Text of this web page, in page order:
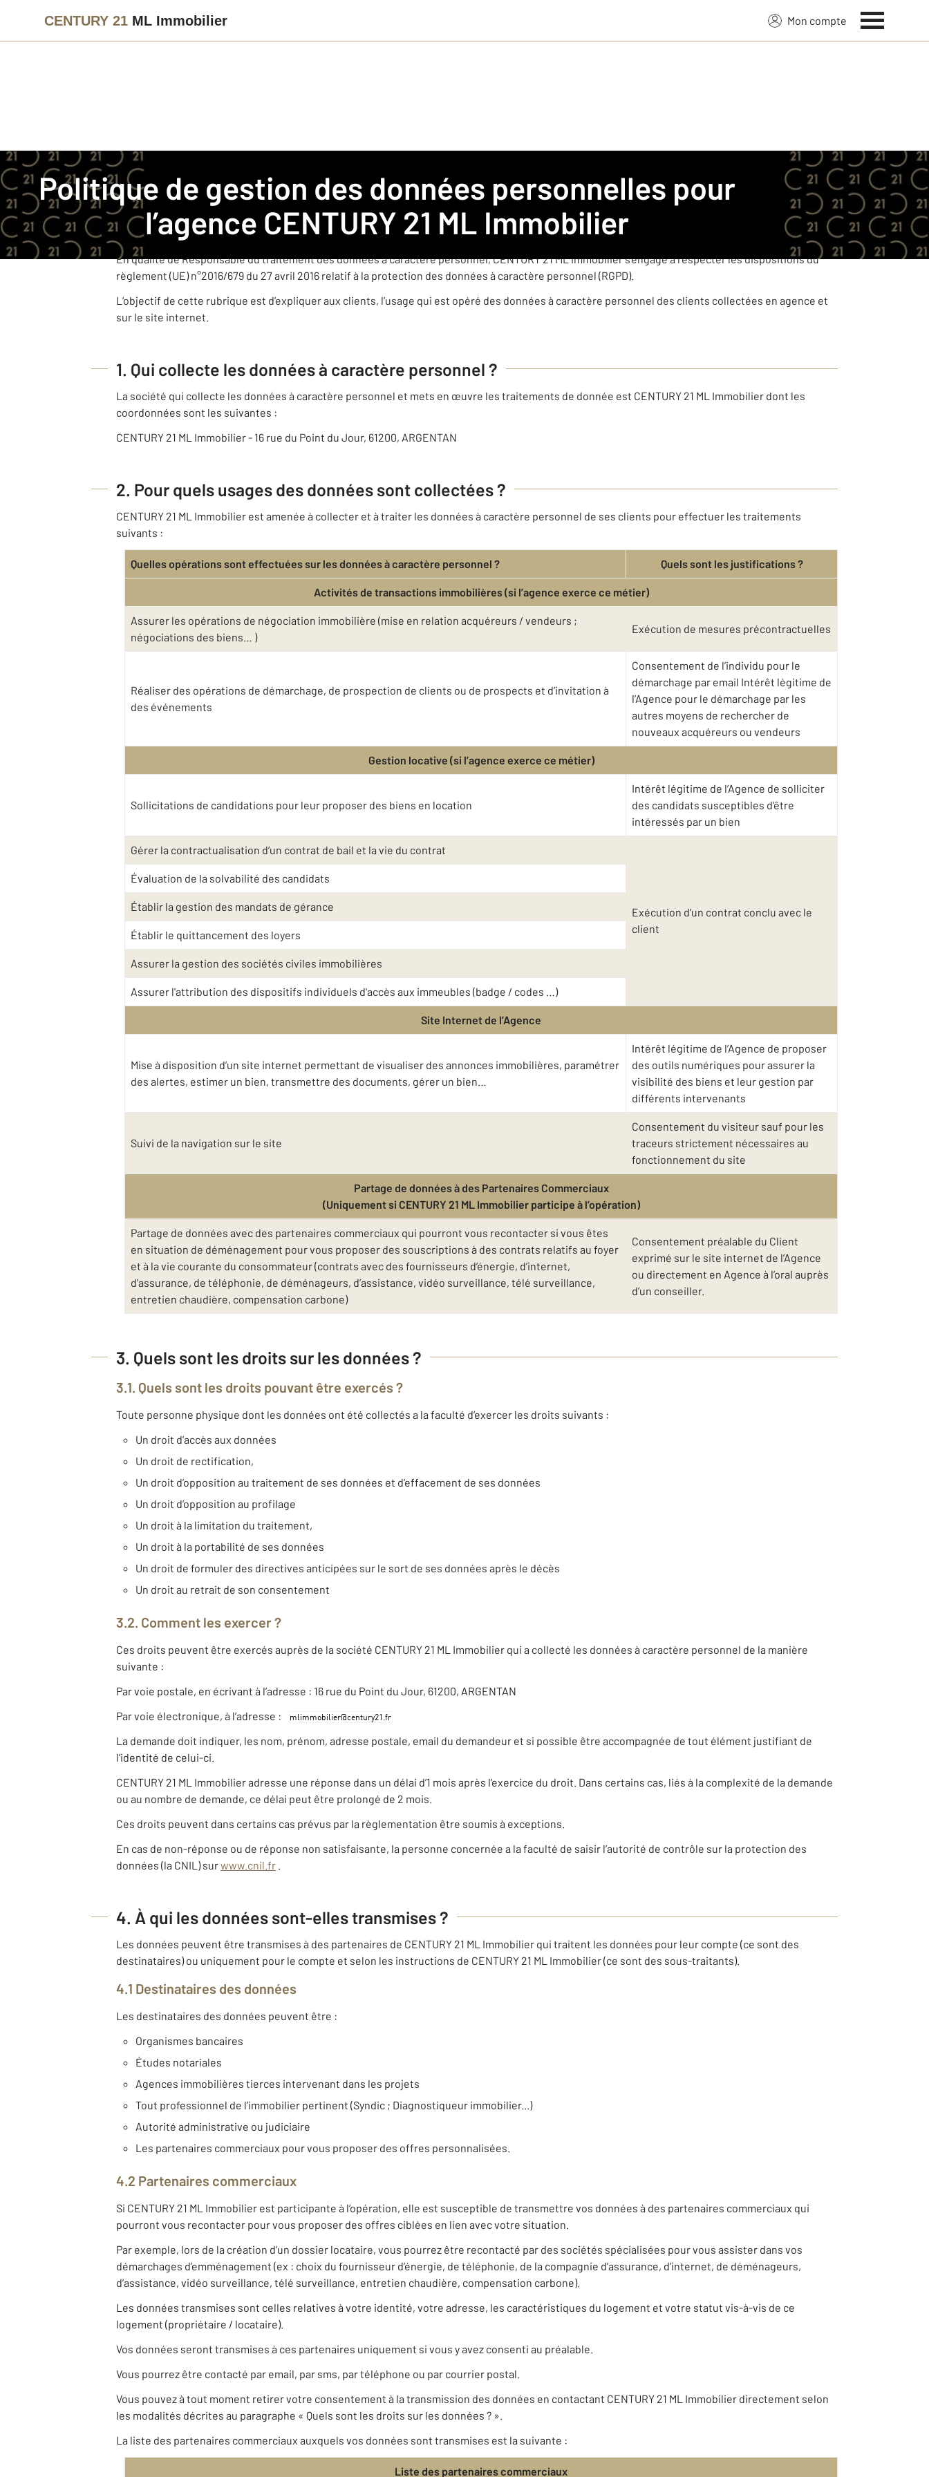
CENTURY 21 ML Immobilier Mon compte
Politique de gestion des données personnelles pour
l’agence CENTURY 21 ML Immobilier
Immobilier Politique de gestion des données personnelles pour l’agence CENTURY 21 ML Immobilier
CENTURY 21 ML Immobilier est une agence immobilière franchisée membre du réseau de franchise CENTURY 21.
Cette agence, juridiquement et financièrement indépendante est amenée à collecter et traiter des données à caractère personnel de ses clients
dans le cadre de ses activités.
En qualité de Responsable du traitement des données à caractère personnel, CENTURY 21 ML Immobilier s’engage à respecter les dispositions du
règlement (UE) n°2016/679 du 27 avril 2016 relatif à la protection des données à caractère personnel (RGPD).
L’objectif de cette rubrique est d’expliquer aux clients, l’usage qui est opéré des données à caractère personnel des clients collectées en agence et
sur le site internet.
1. Qui collecte les données à caractère personnel ?
La société qui collecte les données à caractère personnel et mets en œuvre les traitements de donnée est CENTURY 21 ML Immobilier dont les
coordonnées sont les suivantes :
CENTURY 21 ML Immobilier - 16 rue du Point du Jour, 61200, ARGENTAN
2. Pour quels usages des données sont collectées ?
CENTURY 21 ML Immobilier est amenée à collecter et à traiter les données à caractère personnel de ses clients pour effectuer les traitements
suivants :
Quelles opérations sont effectuées sur les données à caractère personnel ? Quels sont les justifications ?
Activités de transactions immobilières (si l’agence exerce ce métier)
Assurer les opérations de négociation immobilière (mise en relation acquéreurs / vendeurs ;
négociations des biens… )
Exécution de mesures précontractuelles
Réaliser des opérations de démarchage, de prospection de clients ou de prospects et d’invitation à
des événements
Consentement de l’individu pour le
démarchage par email Intérêt légitime de
l’Agence pour le démarchage par les
autres moyens de rechercher de
nouveaux acquéreurs ou vendeurs
Gestion locative (si l’agence exerce ce métier)
Sollicitations de candidations pour leur proposer des biens en location
Intérêt légitime de l’Agence de solliciter
des candidats susceptibles d’être
intéressés par un bien
Gérer la contractualisation d’un contrat de bail et la vie du contrat
Exécution d’un contrat conclu avec le
client
Évaluation de la solvabilité des candidats
Établir la gestion des mandats de gérance
Établir le quittancement des loyers
Assurer la gestion des sociétés civiles immobilières
Assurer l'attribution des dispositifs individuels d'accès aux immeubles (badge / codes …)
Site Internet de l’Agence
Mise à disposition d’un site internet permettant de visualiser des annonces immobilières, paramétrer
des alertes, estimer un bien, transmettre des documents, gérer un bien…
Intérêt légitime de l’Agence de proposer
des outils numériques pour assurer la
visibilité des biens et leur gestion par
différents intervenants
Suivi de la navigation sur le site
Consentement du visiteur sauf pour les
traceurs strictement nécessaires au
fonctionnement du site
Partage de données à des Partenaires Commerciaux
(Uniquement si CENTURY 21 ML Immobilier participe à l’opération)
Partage de données avec des partenaires commerciaux qui pourront vous recontacter si vous êtes
en situation de déménagement pour vous proposer des souscriptions à des contrats relatifs au foyer
et à la vie courante du consommateur (contrats avec des fournisseurs d’énergie, d’internet,
d’assurance, de téléphonie, de déménageurs, d’assistance, vidéo surveillance, télé surveillance,
entretien chaudière, compensation carbone)
Consentement préalable du Client
exprimé sur le site internet de l’Agence
ou directement en Agence à l’oral auprès
d’un conseiller.
3. Quels sont les droits sur les données ?
3.1. Quels sont les droits pouvant être exercés ?
Toute personne physique dont les données ont été collectés a la faculté d’exercer les droits suivants :
Un droit d’accès aux données
Un droit de rectification,
Un droit d’opposition au traitement de ses données et d’effacement de ses données
Un droit d’opposition au profilage
Un droit à la limitation du traitement,
Un droit à la portabilité de ses données
Un droit de formuler des directives anticipées sur le sort de ses données après le décès
Un droit au retrait de son consentement
3.2. Comment les exercer ?
Ces droits peuvent être exercés auprès de la société CENTURY 21 ML Immobilier qui a collecté les données à caractère personnel de la manière
suivante :
Par voie postale, en écrivant à l’adresse : 16 rue du Point du Jour, 61200, ARGENTAN
Par voie électronique, à l’adresse :
La demande doit indiquer, les nom, prénom, adresse postale, email du demandeur et si possible être accompagnée de tout élément justifiant de
l’identité de celui-ci.
CENTURY 21 ML Immobilier adresse une réponse dans un délai d’1 mois après l’exercice du droit. Dans certains cas, liés à la complexité de la demande
ou au nombre de demande, ce délai peut être prolongé de 2 mois.
Ces droits peuvent dans certains cas prévus par la règlementation être soumis à exceptions.
En cas de non-réponse ou de réponse non satisfaisante, la personne concernée a la faculté de saisir l’autorité de contrôle sur la protection des
données (la CNIL) surwww.cnil.fr
4. À qui les données sont-elles transmises ?
Les données peuvent être transmises à des partenaires de CENTURY 21 ML Immobilier qui traitent les données pour leur compte (ce sont des
destinataires) ou uniquement pour le compte et selon les instructions de CENTURY 21 ML Immobilier (ce sont des sous-traitants).
4.1 Destinataires des données
Les destinataires des données peuvent être :
Organismes bancaires
Études notariales
Agences immobilières tierces intervenant dans les projets
Tout professionnel de l’immobilier pertinent (Syndic ; Diagnostiqueur immobilier...)
Autorité administrative ou judiciaire
Les partenaires commerciaux pour vous proposer des offres personnalisées.
4.2 Partenaires commerciaux
Si CENTURY 21 ML Immobilier est participante à l’opération, elle est susceptible de transmettre vos données à des partenaires commerciaux qui
pourront vous recontacter pour vous proposer des offres ciblées en lien avec votre situation.
Par exemple, lors de la création d’un dossier locataire, vous pourrez être recontacté par des sociétés spécialisées pour vous assister dans vos
démarchages d’emménagement (ex : choix du fournisseur d’énergie, de téléphonie, de la compagnie d’assurance, d’internet, de déménageurs,
d’assistance, vidéo surveillance, télé surveillance, entretien chaudière, compensation carbone).
Les données transmises sont celles relatives à votre identité, votre adresse, les caractéristiques du logement et votre statut vis-à-vis de ce
logement (propriétaire / locataire).
Vos données seront transmises à ces partenaires uniquement si vous y avez consenti au préalable.
Vous pourrez être contacté par email, par sms, par téléphone ou par courrier postal.
Vous pouvez à tout moment retirer votre consentement à la transmission des données en contactant CENTURY 21 ML Immobilier directement selon
les modalités décrites au paragraphe « Quels sont les droits sur les données ? ».
La liste des partenaires commerciaux auxquels vos données sont transmises est la suivante :
Liste des partenaires commerciaux